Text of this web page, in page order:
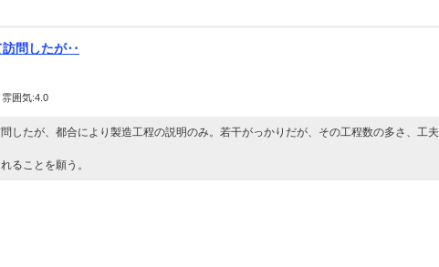
訪問したが‥
囲気:4.0
したが、都合により製造工程の説明のみ。若干がっかりだが、その工程数の多さ、工夫
ることを願う。